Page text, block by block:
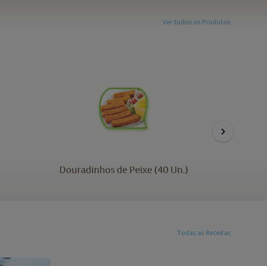
Ver todos os Produtos
Douradinhos de Peixe (40 Un.)
Todas as Receitas